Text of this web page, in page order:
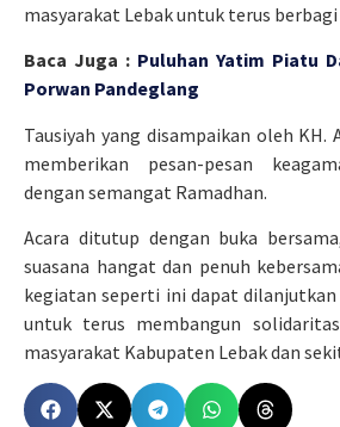
masyarakat Lebak untuk terus berbagi
Baca Juga : Puluhan Yatim Piatu
Porwan Pandeglang
Tausiyah yang disampaikan oleh KH.
memberikan pesan-pesan
dengan semangat Ramadhan.
Acara ditutup dengan buka
suasana hangat dan penuh
kegiatan seperti ini dapat
untuk terus membangun
masyarakat Kabupaten Lebak dan